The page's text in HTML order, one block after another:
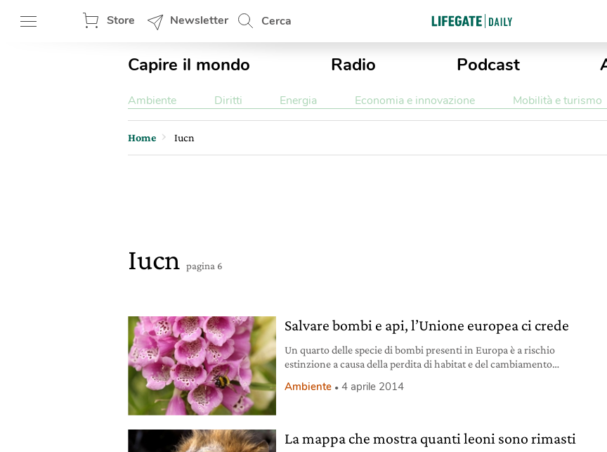
Store Newsletter Cerca
Capire il mondo Radio Podcast
Ambiente Diritti Energia Economia e innovazione Mobilità e turismo
Home Iucn
Iucn pagina 6
Salvare bombi e api, l’Unione europea ci crede
Un quarto delle specie di bombi presenti in Europa è a rischio
estinzione a causa della perdita di habitat e del cambiamento
all’impollinazione delle coltivazioni così come a un valore
Ambiente 4 aprile 2014
La mappa che mostra quanti leoni sono rimasti